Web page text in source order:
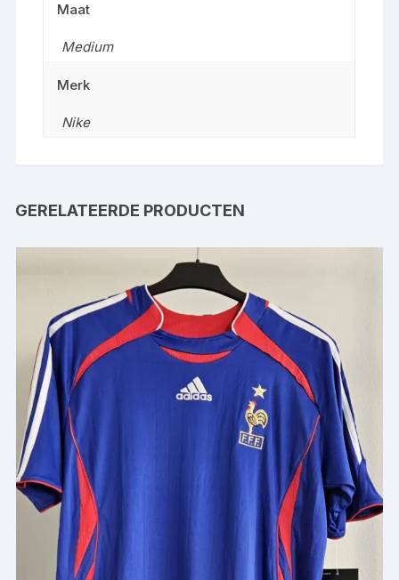
Maat
Medium
Merk
Nike
GERELATEERDE PRODUCTEN